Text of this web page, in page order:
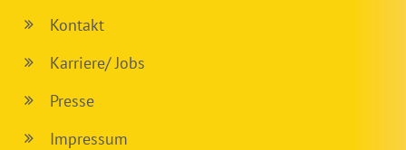
Kontakt
Karriere/ Jobs
Presse
Impressum